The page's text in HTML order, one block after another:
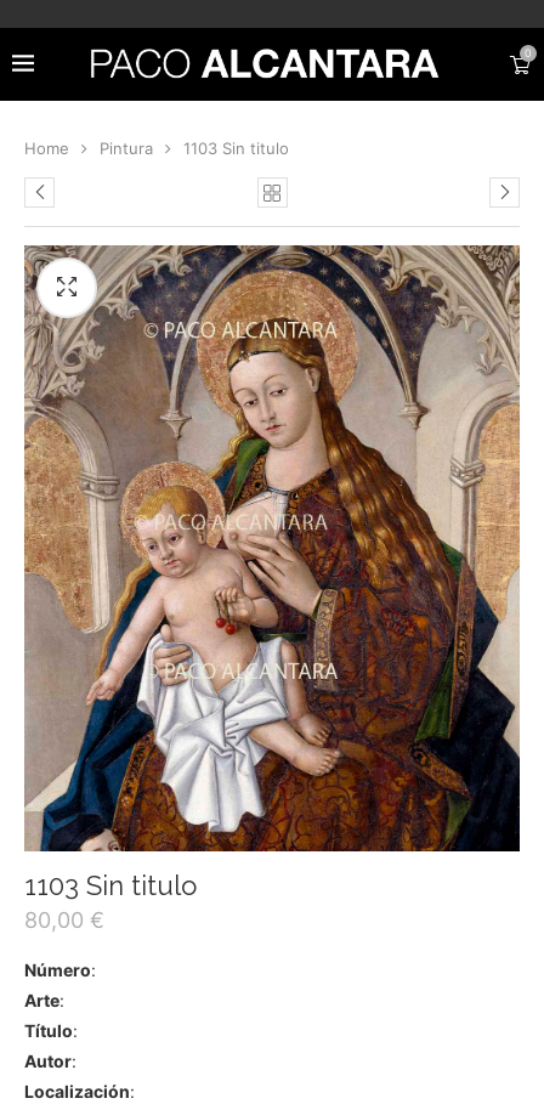
0
Home Pintura 1103 Sin titulo
1103 Sin titulo
80,00 €
Número:
Arte:
Título:
Autor:
Localización: